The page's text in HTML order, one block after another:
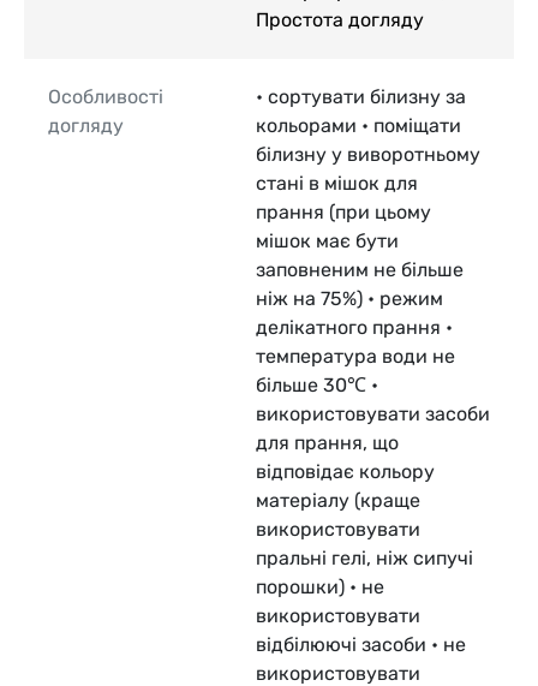
Простота догляду
Особливості
догляду
• сортувати білизну за
кольорами • поміщати
білизну у виворотньому
стані в мішок для
прання (при цьому
мішок має бути
заповненим не більше
ніж на 75%) • режим
делікатного прання •
температура води не
більше 30℃ •
використовувати засоби
для прання, що
відповідає кольору
матеріалу (краще
використовувати
пральні гелі, ніж сипучі
порошки) • не
використовувати
відбілюючі засоби • не
використовувати